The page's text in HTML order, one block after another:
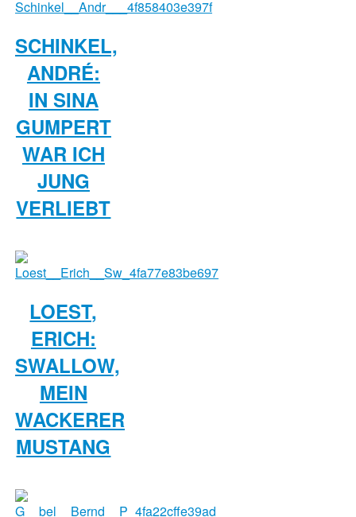
SCHINKEL,
ANDRÉ:
IN SINA
GUMPERT
WAR ICH
JUNG
VERLIEBT
LOEST,
ERICH:
SWALLOW,
MEIN
WACKERER
MUSTANG